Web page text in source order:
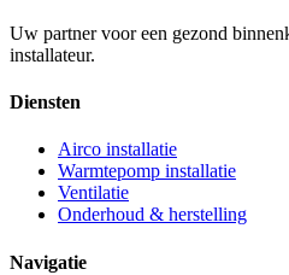
Uw partner voor een gezond
installateur.
Diensten
Airco installatie
Warmtepomp installatie
Ventilatie
Onderhoud & herstelling
Navigatie